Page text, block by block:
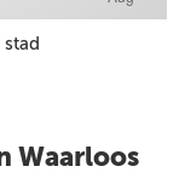
Waarloos